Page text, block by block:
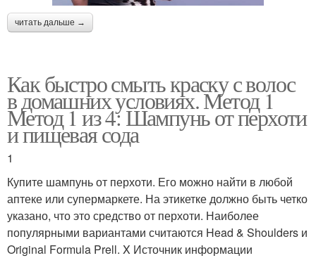
читать дальше →
Как быстро смыть краску с волос
в домашних условиях. Метод 1
Метод 1 из 4: Шампунь от перхоти
и пищевая сода
1
Купите шампунь от перхоти. Его можно найти в любой
аптеке или супермаркете. На этикетке должно быть четко
указано, что это средство от перхоти. Наиболее
популярными вариантами считаются Head & Shoulders и
Original Formula Prell. X Источник информации